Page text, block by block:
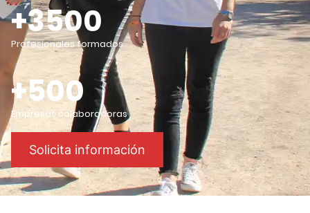
+3500
Profesionales formados
+500
Empresas colaboradoras
Solicita información